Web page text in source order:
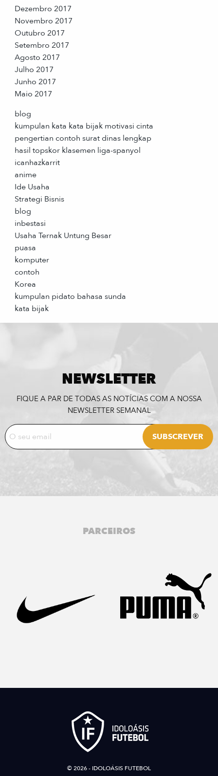
Dezembro 2017
Novembro 2017
Outubro 2017
Setembro 2017
Agosto 2017
Julho 2017
Junho 2017
Maio 2017
blog
kumpulan kata kata bijak motivasi cinta
pengertian contoh surat dinas lengkap
hasil topskor klasemen liga-spanyol
icanhazkarrit
anime
Ide Usaha
Strategi Bisnis
blog
inbestasi
Usaha Ternak Untung Besar
puasa
komputer
contoh
Korea
kumpulan pidato bahasa sunda
kata bijak
NEWSLETTER
FIQUE A PAR DE TODAS AS NOTÍCIAS COM A NOSSA
NEWSLETTER SEMANAL
PARCEIROS
© 2026 - IDOLOÁSIS FUTEBOL